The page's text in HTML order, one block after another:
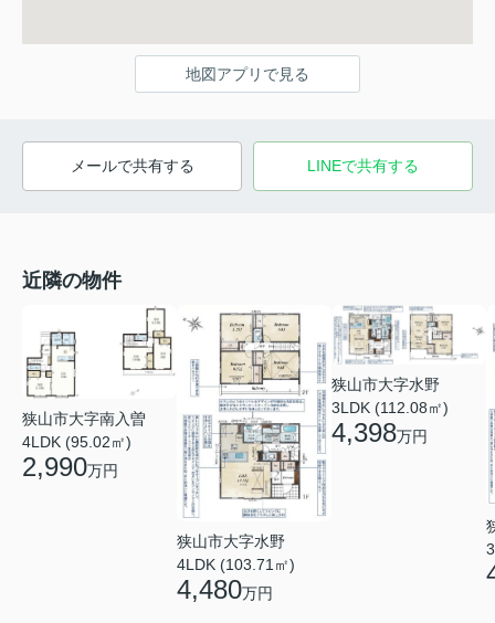
地図アプリで見る
メールで共有する LINEで共有する
近隣の物件
狭山市大字南入曽
4LDK (95.02㎡)
2,990万円
狭山市大字水野
4LDK (103.71㎡)
4,480万円
狭山市大字水野
3LDK (112.08㎡)
4,398万円